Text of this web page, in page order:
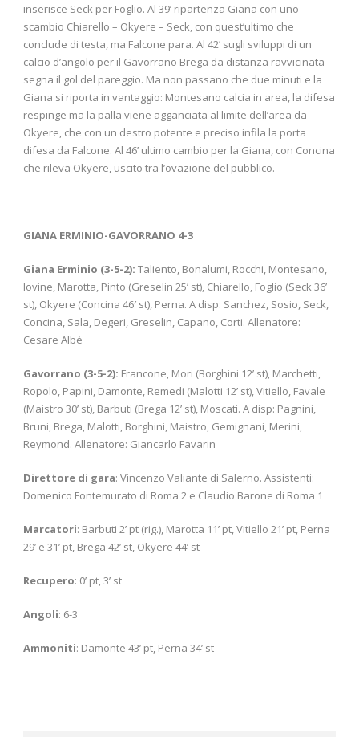
inserisce Seck per Foglio. Al 39’ ripartenza Giana con uno
scambio Chiarello – Okyere – Seck, con quest’ultimo che
conclude di testa, ma Falcone para. Al 42’ sugli sviluppi di un
calcio d’angolo per il Gavorrano Brega da distanza ravvicinata
segna il gol del pareggio. Ma non passano che due minuti e la
Giana si riporta in vantaggio: Montesano calcia in area, la difesa
respinge ma la palla viene agganciata al limite dell’area da
Okyere, che con un destro potente e preciso infila la porta
difesa da Falcone. Al 46’ ultimo cambio per la Giana, con Concina
che rileva Okyere, uscito tra l’ovazione del pubblico.
GIANA ERMINIO-GAVORRANO 4-3
Giana Erminio (3-5-2): Taliento, Bonalumi, Rocchi, Montesano,
Iovine, Marotta, Pinto (Greselin 25’ st), Chiarello, Foglio (Seck 36’
st), Okyere (Concina 46′ st), Perna. A disp: Sanchez, Sosio, Seck,
Concina, Sala, Degeri, Greselin, Capano, Corti. Allenatore:
Cesare Albè
Gavorrano (3-5-2): Francone, Mori (Borghini 12’ st), Marchetti,
Ropolo, Papini, Damonte, Remedi (Malotti 12’ st), Vitiello, Favale
(Maistro 30’ st), Barbuti (Brega 12’ st), Moscati. A disp: Pagnini,
Bruni, Brega, Malotti, Borghini, Maistro, Gemignani, Merini,
Reymond. Allenatore: Giancarlo Favarin
Direttore di gara: Vincenzo Valiante di Salerno. Assistenti:
Domenico Fontemurato di Roma 2 e Claudio Barone di Roma 1
Marcatori: Barbuti 2’ pt (rig.), Marotta 11’ pt, Vitiello 21’ pt, Perna
29’ e 31’ pt, Brega 42’ st, Okyere 44’ st
Recupero: 0’ pt, 3’ st
Angoli: 6-3
Ammoniti: Damonte 43’ pt, Perna 34’ st